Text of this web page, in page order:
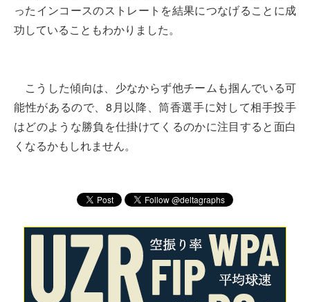
ったインコースのストレートを結果につなげることに成
功していることもわかりました。
こうした傾向は、少なからず他チームも掴んでいる可
能性があるので、8月以降、筒香選手に対して相手投手
はどのような勝負を仕掛けてくるのかに注目すると面白
くなるかもしれません。